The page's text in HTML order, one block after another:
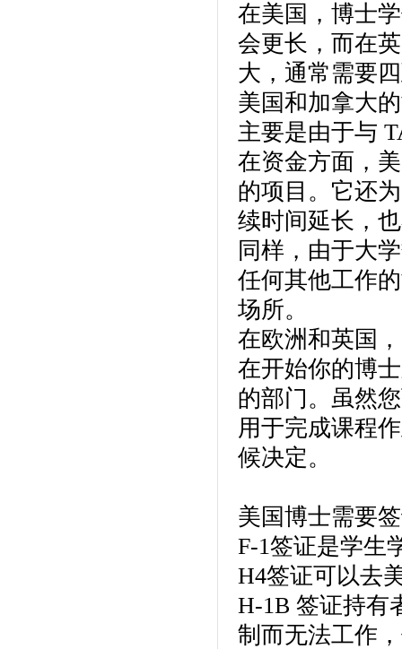
在美国，博士
会更长，而在
大，通常需要
美国和加拿大
主要是由于与
在资金方面，
的项目。它还
续时间延长，
同样，由于大
任何其他工作
场所。
在欧洲和英国
在开始你的博
的部门。虽然
用于完成课程
候决定。
美国博士需要
F-1签证是学生
H4签证可以去
H-1B 签证持有
制而无法工作